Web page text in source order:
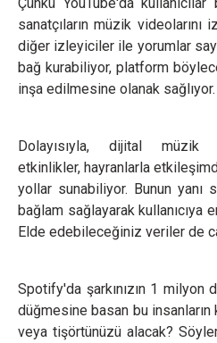
sanatçıların müzik
diğer izleyiciler ile yorumlar
bağ kurabiliyor, platform
inşa edilmesine olanak sağlıyor.
Dolayısıyla, dijital müzik
etkinlikler, hayranlarla
yollar sunabiliyor. Bunun yanı
bağlam sağlayarak kullanıcıya
Elde edebileceğiniz veriler de
Spotify'da şarkınızın 1
düğmesine basan bu
veya tişörtünüzü alacak?